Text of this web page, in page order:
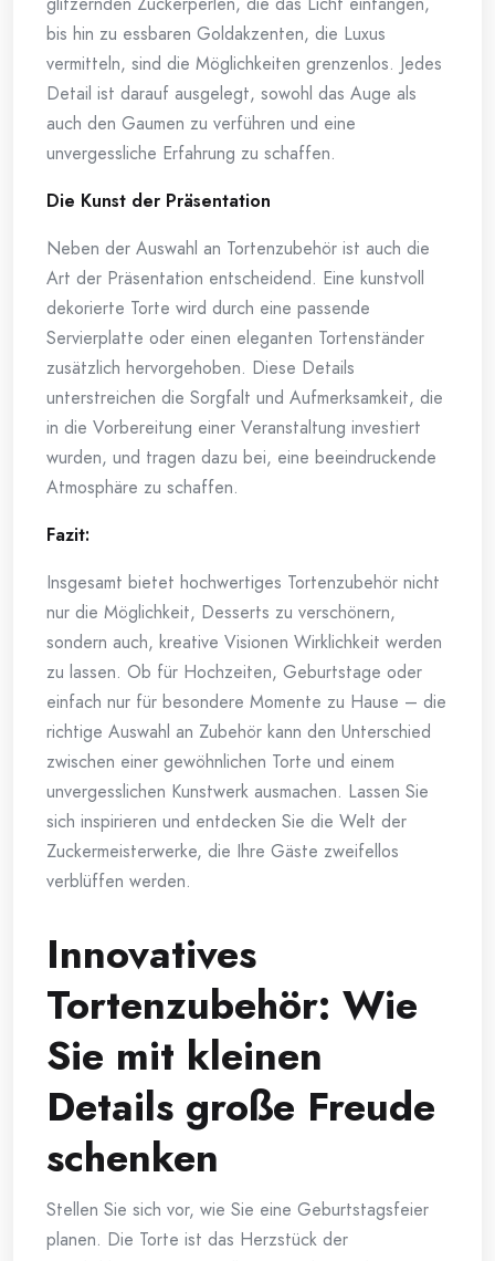
bis hin zu essbaren Goldakzenten, die Luxus
vermitteln, sind die Möglichkeiten grenzenlos. Jedes
Detail ist darauf ausgelegt, sowohl das Auge als
auch den Gaumen zu verführen und eine
unvergessliche Erfahrung zu schaffen.
Die Kunst der Präsentation
Neben der Auswahl an Tortenzubehör ist auch die
Art der Präsentation entscheidend. Eine kunstvoll
dekorierte Torte wird durch eine passende
Servierplatte oder einen eleganten Tortenständer
zusätzlich hervorgehoben. Diese Details
unterstreichen die Sorgfalt und Aufmerksamkeit, die
in die Vorbereitung einer Veranstaltung investiert
wurden, und tragen dazu bei, eine beeindruckende
Atmosphäre zu schaffen.
Fazit:
Insgesamt bietet hochwertiges Tortenzubehör nicht
nur die Möglichkeit, Desserts zu verschönern,
sondern auch, kreative Visionen Wirklichkeit werden
zu lassen. Ob für Hochzeiten, Geburtstage oder
einfach nur für besondere Momente zu Hause – die
richtige Auswahl an Zubehör kann den Unterschied
zwischen einer gewöhnlichen Torte und einem
unvergesslichen Kunstwerk ausmachen. Lassen Sie
sich inspirieren und entdecken Sie die Welt der
Zuckermeisterwerke, die Ihre Gäste zweifellos
verblüffen werden.
Innovatives
Tortenzubehör: Wie
Sie mit kleinen
Details große Freude
schenken
Stellen Sie sich vor, wie Sie eine Geburtstagsfeier
planen. Die Torte ist das Herzstück der